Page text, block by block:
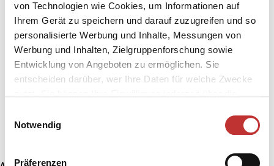
von Technologien wie Cookies, um Informationen auf
Ihrem Gerät zu speichern und darauf zuzugreifen und so
personalisierte Werbung und Inhalte, Messungen von
Werbung und Inhalten, Zielgruppenforschung sowie
Entwicklung von Angeboten zu ermöglichen. Sie
entscheiden darüber, wer Ihre Daten für welche Zwecke
Trigger Symbol ändern oder widerrufen
Notwendig
Präferenzen